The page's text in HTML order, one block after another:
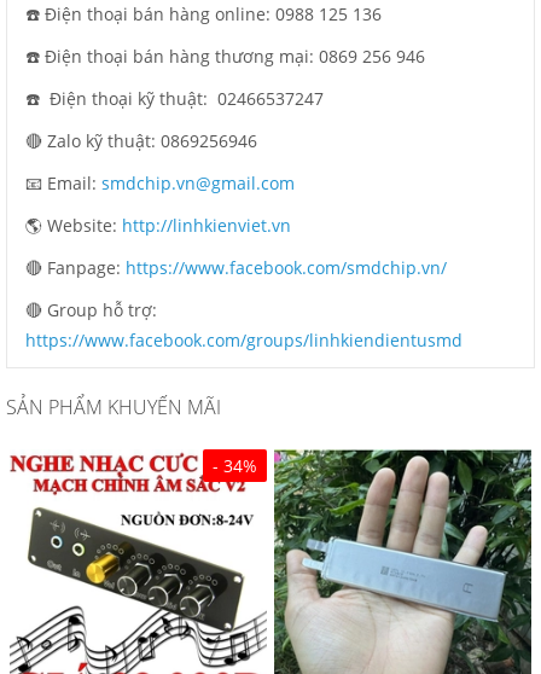
☎️ Điện thoại bán hàng online: 0988 125 136
☎️ Điện thoại bán hàng thương mại: 0869 256 946
☎️ Điện thoại kỹ thuật: 02466537247
🔴 Zalo kỹ thuật: 0869256946
📧 Email: smdchip.vn@gmail.com
🌎 Website: http://linhkienviet.vn
🔴 Fanpage: https://www.facebook.com/smdchip.vn/
🔴 Group hỗ trợ:
https://www.facebook.com/groups/linhkiendientusmd
SẢN PHẨM KHUYẾN MÃI
- 34%